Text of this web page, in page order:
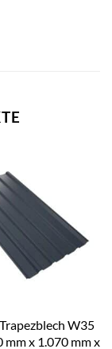
W35
mm x 1.070 mm x